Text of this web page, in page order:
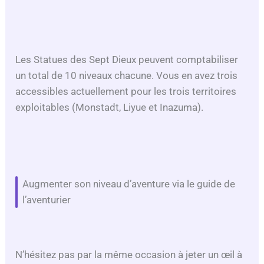
Les Statues des Sept Dieux peuvent comptabiliser
un total de 10 niveaux chacune. Vous en avez trois
accessibles actuellement pour les trois territoires
exploitables (Monstadt, Liyue et Inazuma).
Augmenter son niveau d’aventure via le guide de
l’aventurier
N’hésitez pas par la même occasion à jeter un œil à